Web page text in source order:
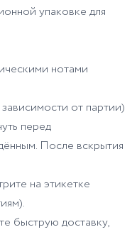
упаковке для
нотами
от партии)
перед
После вскрытия
на этикетке
быструю доставку,